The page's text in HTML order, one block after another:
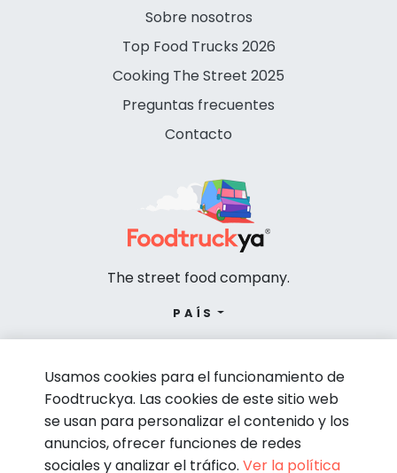
Sobre nosotros
Top Food Trucks 2026
Cooking The Street 2025
Preguntas frecuentes
Contacto
The street food company.
PAÍS
Usamos cookies para el funcionamiento de
Foodtruckya. Las cookies de este sitio web
se usan para personalizar el contenido y los
anuncios, ofrecer funciones de redes
sociales y analizar el tráfico. Ver la política